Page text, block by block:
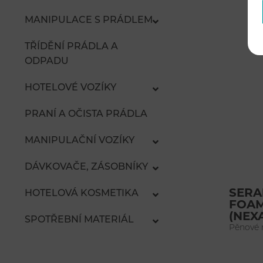
MANIPULACE S PRÁDLEM
TŘÍDĚNÍ PRÁDLA A
ODPADU
HOTELOVÉ VOZÍKY
PRANÍ A OČISTA PRÁDLA
MANIPULAČNÍ VOZÍKY
DÁVKOVAČE, ZÁSOBNÍKY
HOTELOVÁ KOSMETIKA
SPOTŘEBNÍ MATERIÁL
Pěnové